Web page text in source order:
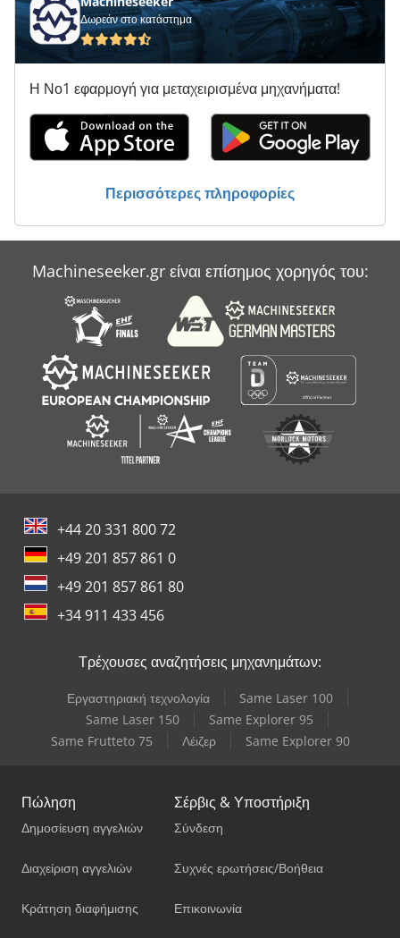
Δωρεάν στο κατάστημα
Η Νο1 εφαρμογή για μεταχειρισμένα μηχανήματα!
Περισσότερες πληροφορίες
Machineseeker.gr είναι επίσημος χορηγός του:
+44 20 331 800 72
+49 201 857 861 0
+49 201 857 861 80
+34 911 433 456
Τρέχουσες αναζητήσεις μηχανημάτων:
Εργαστηριακή τεχνολογία
Same Laser 100
Same Laser 150
Same Explorer 95
Same Frutteto 75
Λέιζερ Same Explorer 90
Πώληση
Δημοσίευση αγγελιών
Διαχείριση αγγελιών
Κράτηση διαφήμισης
Σέρβις & Υποστήριξη
Σύνδεση
Συχνές ερωτήσεις/Βοήθεια
Επικοινωνία